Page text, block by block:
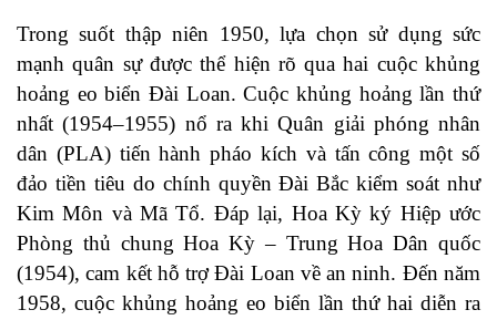
Trong suốt thập niên 1950, lựa chọn sử dụng sức
mạnh quân sự được thể hiện rõ qua hai cuộc khủng
hoảng eo biển Đài Loan. Cuộc khủng hoảng lần thứ
nhất (1954–1955) nổ ra khi Quân giải phóng nhân
dân (PLA) tiến hành pháo kích và tấn công một số
đảo tiền tiêu do chính quyền Đài Bắc kiểm soát như
Kim Môn và Mã Tổ. Đáp lại, Hoa Kỳ ký Hiệp ước
Phòng thủ chung Hoa Kỳ – Trung Hoa Dân quốc
(1954), cam kết hỗ trợ Đài Loan về an ninh. Đến năm
1958, cuộc khủng hoảng eo biển lần thứ hai diễn ra